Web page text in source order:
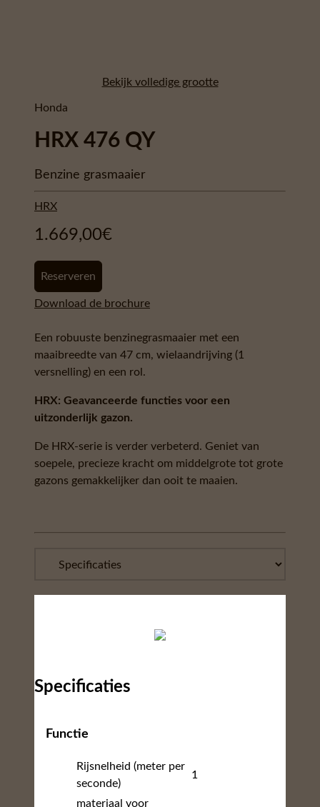
Bekijk volledige grootte
Honda
HRX 476 QY
Benzine grasmaaier
HRX
1.669,00€
Reserveren
Download de brochure
Een robuuste benzinegrasmaaier met een
maaibreedte van 47 cm, wielaandrijving (1
versnelling) en een rol.
HRX: Geavanceerde functies voor een
uitzonderlijk gazon.
De HRX-serie is verder verbeterd. Geniet van
soepele, precieze kracht om middelgrote tot grote
gazons gemakkelijker dan ooit te maaien.
Specificaties
Functie
Rijsnelheid (meter per
seconde)
1
materiaal voor